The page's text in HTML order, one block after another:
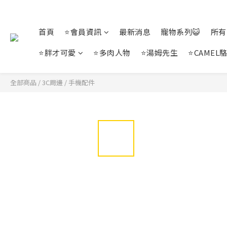
首頁 ⭐會員資訊 最新消息 寵物系列😺
所
⭐胖才可愛
⭐多肉人物 ⭐湯姆先生 ⭐CAMEL
全部商品 /3C周邊 /手機配件